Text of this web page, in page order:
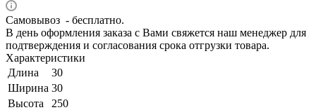
Самовывоз - бесплатно.
В день оформления заказа с Вами свяжется наш менеджер для
подтверждения и согласования срока отгрузки товара.
Характеристики
Длина
30
Ширина 30
Высота
250